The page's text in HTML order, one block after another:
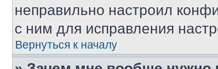
неправильно настроил
с ним для исправления
Вернуться к началу